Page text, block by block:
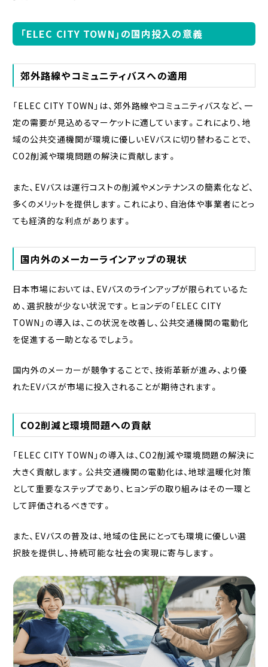
「ELEC CITY TOWN」の国内投入の意義
郊外路線やコミュニティバスへの適用
「ELEC CITY TOWN」は、郊外路線やコミュニティバスなど、一
定の需要が見込めるマーケットに適しています。これにより、地
域の公共交通機関が環境に優しいEVバスに切り替わることで、
CO2削減や環境問題の解決に貢献します。
また、EVバスは運行コストの削減やメンテナンスの簡素化など、
多くのメリットを提供します。これにより、自治体や事業者にとっ
ても経済的な利点があります。
国内外のメーカーラインアップの現状
日本市場においては、EVバスのラインアップが限られているた
め、選択肢が少ない状況です。ヒョンデの「ELEC CITY
TOWN」の導入は、この状況を改善し、公共交通機関の電動化
を促進する一助となるでしょう。
国内外のメーカーが競争することで、技術革新が進み、より優
れたEVバスが市場に投入されることが期待されます。
CO2削減と環境問題への貢献
「ELEC CITY TOWN」の導入は、CO2削減や環境問題の解決に
大きく貢献します。公共交通機関の電動化は、地球温暖化対策
として重要なステップであり、ヒョンデの取り組みはその一環と
して評価されるべきです。
また、EVバスの普及は、地域の住民にとっても環境に優しい選
択肢を提供し、持続可能な社会の実現に寄与します。